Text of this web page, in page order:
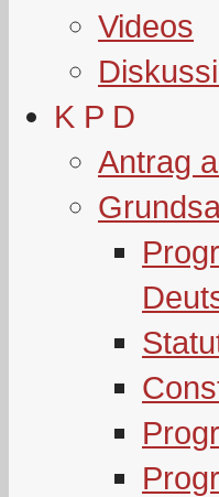
Videos
K P D
Antrag